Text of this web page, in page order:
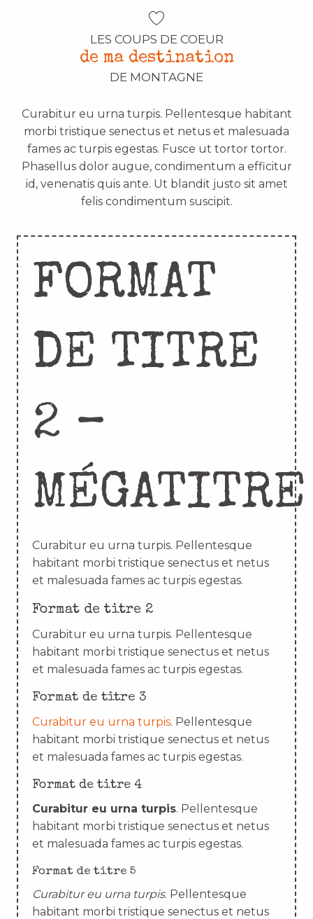
LES COUPS DE COEUR
de ma destination
DE MONTAGNE
Curabitur eu urna turpis. Pellentesque habitant
morbi tristique senectus et netus et malesuada
fames ac turpis egestas. Fusce ut tortor tortor.
Phasellus dolor augue, condimentum a efficitur
id, venenatis quis ante. Ut blandit justo sit amet
felis condimentum suscipit.
FORMAT
DE TITRE
2 –
MÉGATITRE
Curabitur eu urna turpis. Pellentesque
habitant morbi tristique senectus et netus
et malesuada fames ac turpis egestas.
Format de titre 2
Curabitur eu urna turpis. Pellentesque
habitant morbi tristique senectus et netus
et malesuada fames ac turpis egestas.
Format de titre 3
Curabitur eu urna turpis. Pellentesque
habitant morbi tristique senectus et netus
et malesuada fames ac turpis egestas.
Format de titre 4
Curabitur eu urna turpis. Pellentesque
habitant morbi tristique senectus et netus
et malesuada fames ac turpis egestas.
Format de titre 5
Curabitur eu urna turpis. Pellentesque
habitant morbi tristique senectus et netus